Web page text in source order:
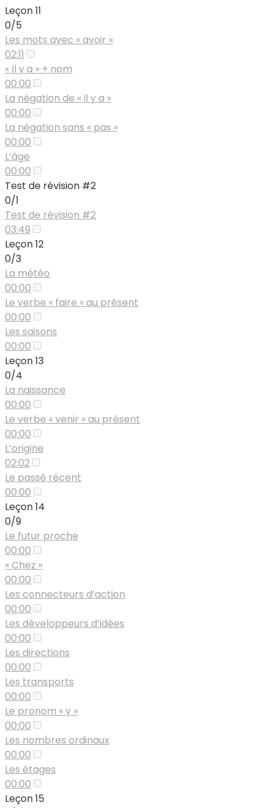
Leçon 11
0/5
Les mots avec « avoir »
02:11
« Il y a » + nom
00:00
La négation de « il y a »
00:00
La négation sans « pas »
00:00
L’âge
00:00
Test de révision #2
0/1
Test de révision #2
03:49
Leçon 12
0/3
La météo
00:00
Le verbe « faire » au présent
00:00
Les saisons
00:00
Leçon 13
0/4
La naissance
00:00
Le verbe « venir » au présent
00:00
L’origine
02:02
Le passé récent
00:00
Leçon 14
0/9
Le futur proche
00:00
« Chez »
00:00
Les connecteurs d’action
00:00
Les développeurs d’idées
00:00
Les directions
00:00
Les transports
00:00
Le pronom « y »
00:00
Les nombres ordinaux
00:00
Les étages
00:00
Leçon 15